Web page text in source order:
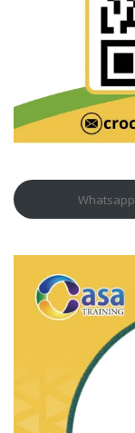
Whatsapp